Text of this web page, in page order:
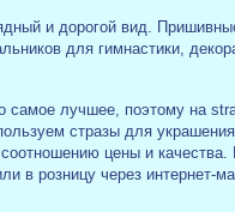
и дорогой вид.
для гимнастики,
самое лучшее, поэтому на
стразы для
цены и
в розницу через интернет-